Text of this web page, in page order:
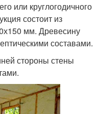
или круглогодичного
состоит из
мм. Древесину
составами.
стороны стены